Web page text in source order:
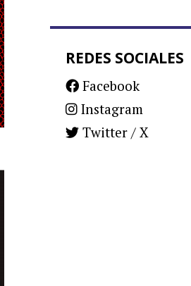
REDES SOCIALES
Facebook
Instagram
Twitter / X